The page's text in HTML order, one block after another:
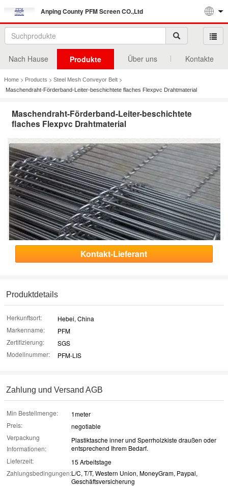
Anping County PFM Screen CO.,Ltd
Nach Hause Produkte Über uns Kontakte
Home > Products > Steel Mesh Conveyor Belt >
Maschendraht-Förderband-Leiter-beschichtete flaches Flexpvc Drahtmaterial
Maschendraht-Förderband-Leiter-beschichtete
flaches Flexpvc Drahtmaterial
Kontakt-Lieferant
Produktdetails
Herkunftsort:
Hebei, China
Markenname:
PFM
Zertifizierung:
SGS
Modellnummer:
PFM-LIS
Zahlung und Versand AGB
Min Bestellmenge:
1meter
Preis:
negotiable
Verpackung
Informationen:
Plastiktasche inner und Sperrholzkiste draußen oder
entsprechend Ihrem Bedarf.
Lieferzeit:
15 Arbeitstage
Zahlungsbedingungen:L/C, T/T, Western Union, MoneyGram, Paypal,
Geschäftsversicherung